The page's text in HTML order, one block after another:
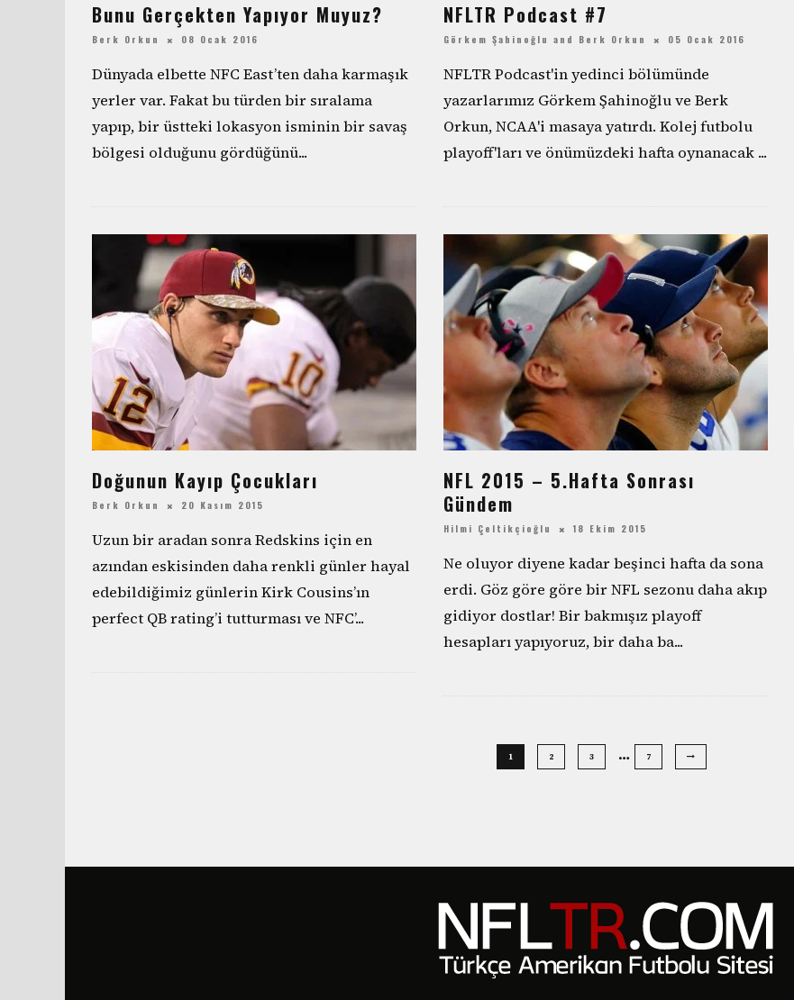
Bunu Gerçekten Yapıyor Muyuz?
Berk Orkun 08 Ocak 2016
Dünyada elbette NFC East’ten daha karmaşık
yerler var. Fakat bu türden bir sıralama
yapıp, bir üstteki lokasyon isminin bir savaş
bölgesi olduğunu gördüğünü...
NFLTR Podcast #7
Görkem Şahinoğlu and Berk Orkun 05 Ocak 2016
NFLTR Podcast'in yedinci bölümünde
yazarlarımız Görkem Şahinoğlu ve Berk
Orkun, NCAA'i masaya yatırdı. Kolej futbolu
playoff'ları ve önümüzdeki hafta oynanacak ...
Doğunun Kayıp Çocukları
Berk Orkun 20 Kasım 2015
Uzun bir aradan sonra Redskins için en
azından eskisinden daha renkli günler hayal
edebildiğimiz günlerin Kirk Cousins’ın
perfect QB rating’i tutturması ve NFC’...
NFL 2015 – 5.Hafta Sonrası
Gündem
Hilmi Çeltikçioğlu 18 Ekim 2015
Ne oluyor diyene kadar beşinci hafta da sona
erdi. Göz göre göre bir NFL sezonu daha akıp
gidiyor dostlar! Bir bakmışız playoff
hesapları yapıyoruz, bir daha ba...
1 2 3 … 7